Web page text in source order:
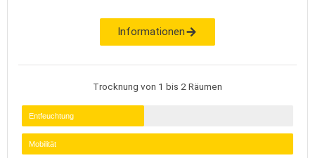
Informationen
Trocknung von 1 bis 2 Räumen
Entfeuchtung
Mobilität